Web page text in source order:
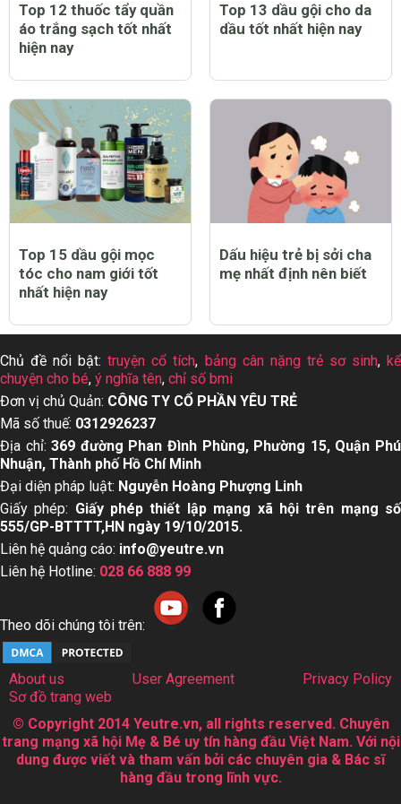
Top 12 thuốc tẩy quần
áo trắng sạch tốt nhất
hiện nay
Top 13 dầu gội cho da
dầu tốt nhất hiện nay
Top 15 dầu gội mọc
tóc cho nam giới tốt
nhất hiện nay
Dấu hiệu trẻ bị sởi cha
mẹ nhất định nên biết
Chủ đề nổi bật:truyện cổ tích, bảng cân nặng trẻ sơ sinh,kể
chuyện cho bé, ý nghĩa tên, chỉ số bmi
Đơn vị chủ Quản: CÔNG TY CỔ PHẦN YÊU TRẺ
Mã số thuế: 0312926237
Địa chỉ:369 đường Phan Đình Phùng, Phường 15, Quận Phú
Nhuận, Thành phố Hồ Chí Minh
Đại diện pháp luật: Nguyễn Hoàng Phượng Linh
Giấy phép: Giấy phép thiết lập mạng xã hội trên mạng số
555/GP-BTTTT,HN ngày 19/10/2015.
Liên hệ quảng cáo: info@yeutre.vn
Liên hệ Hotline: 028 66 888 99
Theo dõi chúng tôi trên:
About us User Agreement
Privacy Policy
Sơ đồ trang web
© Copyright 2014 Yeutre.vn, all rights reserved. Chuyên
trang mạng xã hội Mẹ & Bé uy tín hàng đầu Việt Nam. Với nội
dung được viết và tham vấn bởi các chuyên gia & Bác sĩ
hàng đầu trong lĩnh vực.